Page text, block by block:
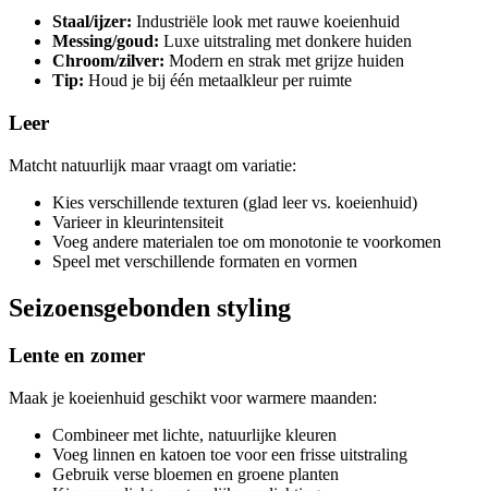
Staal/ijzer: Industriële look met rauwe koeienhuid
Messing/goud: Luxe uitstraling met donkere huiden
Chroom/zilver: Modern en strak met grijze huiden
Tip: Houd je bij één metaalkleur per ruimte
Leer
Matcht natuurlijk maar vraagt om variatie:
Kies verschillende texturen (glad leer vs. koeienhuid)
Varieer in kleurintensiteit
Voeg andere materialen toe om monotonie te voorkomen
Speel met verschillende formaten en vormen
Seizoensgebonden styling
Lente en zomer
Maak je koeienhuid geschikt voor warmere maanden:
Combineer met lichte, natuurlijke kleuren
Voeg linnen en katoen toe voor een frisse uitstraling
Gebruik verse bloemen en groene planten